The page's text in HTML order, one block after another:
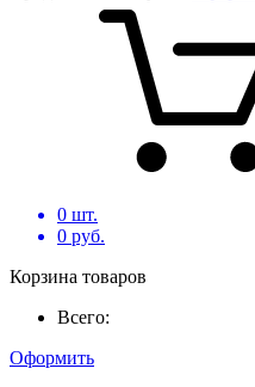
0 шт.
0 руб.
Корзина товаров
Всего:
Оформить